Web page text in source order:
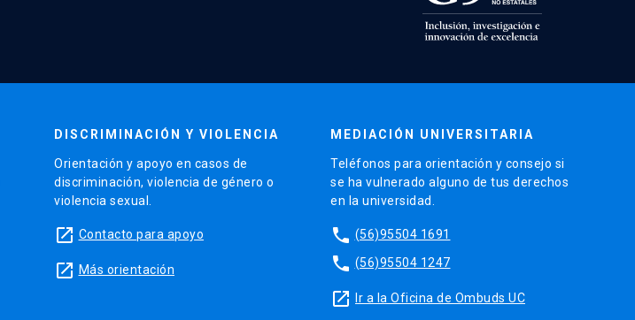
DISCRIMINACIÓN Y VIOLENCIA
Orientación y apoyo en casos de
discriminación, violencia de género o
violencia sexual.
launch Contacto para apoyo
launch Más orientación
MEDIACIÓN UNIVERSITARIA
Teléfonos para orientación y consejo si
se ha vulnerado alguno de tus derechos
en la universidad.
phone (56)95504 1691
phone (56)95504 1247
launch Ir a la Oficina de Ombuds UC